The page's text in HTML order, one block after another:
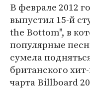
В феврале 2012
выпустил 15-й
the Bottom", в
популярные
сумела
британского
чарта Billboard